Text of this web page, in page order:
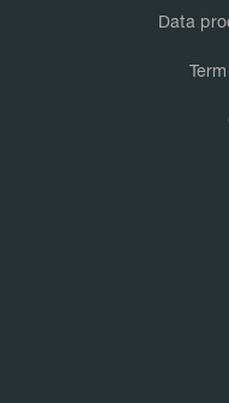
Data